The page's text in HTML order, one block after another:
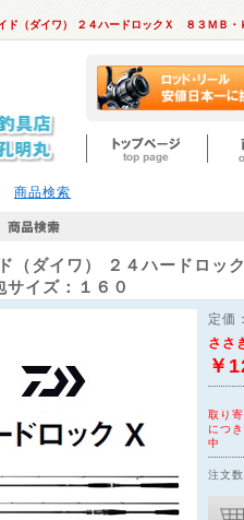
ド（ダイワ） ２４ハードロックＸ ８３ＭＢ
商品検索
（ダイワ）
２４ハードロ
イズ：１６０
定価
ささ
￥
取り
につ
中
注文